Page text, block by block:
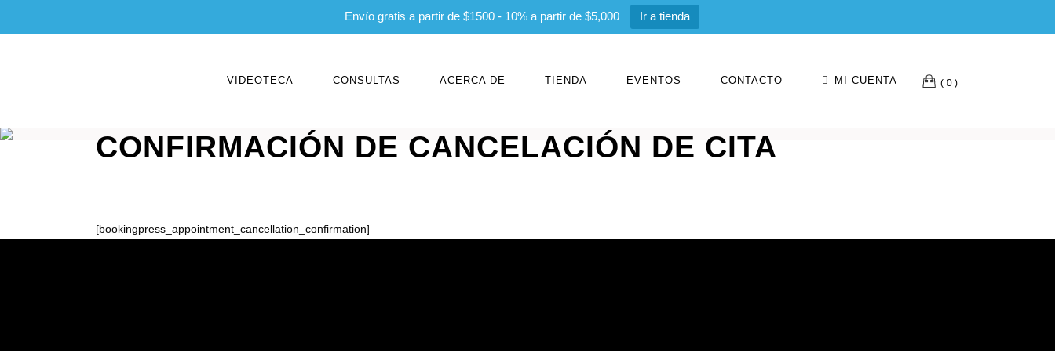
Envío gratis a partir de $1500 - 10% a partir de $5,000 Ir a tienda
0
VIDEOTECA CONSULTAS ACERCA DE TIENDA EVENTOS CONTACTO MI CUENTA
CONFIRMACIÓN DE CANCELACIÓN DE CITA
[bookingpress_appointment_cancellation_confirmation]